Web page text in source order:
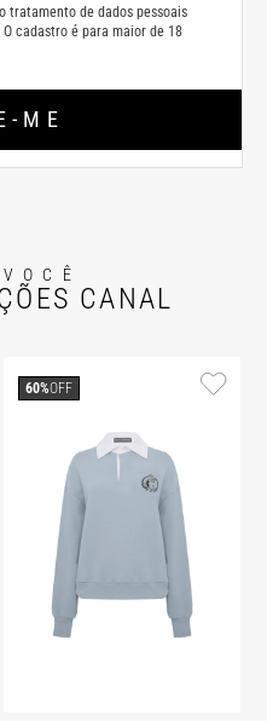
tratamento de dados pessoais
cadastro é para maior de 18
ME
CANAL
60%OFF